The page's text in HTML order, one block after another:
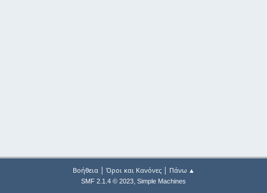
Βοήθεια| Όροι και Κανόνες| Πάνω ▲
SMF 2.1.4 © 2023, Simple Machines